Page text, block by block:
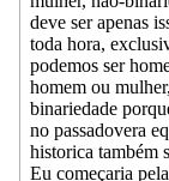
deve ser apenas
toda hora,
podemos ser
homem ou
binariedade
no passadovera
historica também
Eu começaria